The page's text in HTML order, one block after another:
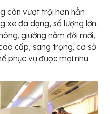
còn vượt trội hơn hẳn
xe đa dạng, số lượng lớn.
giường nằm đời mới,
cấp, sang trọng, cơ sở
phục vụ được mọi nhu